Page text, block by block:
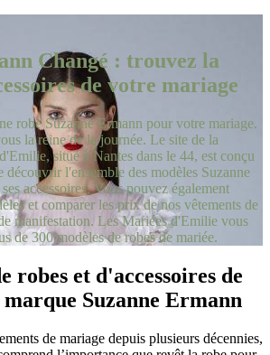
Changé : trouvez la
de votre mariage
robe Suzanne Ermann pour votre mariage.
la reine de la journée. Le site de la
situé à Nantes dans le 44, est conçu
découvrir l'ensemble des modèles Suzanne
accessoires. Vous pouvez également
et comparer les prix de nos vêtements de
manifestation. Les Mariées d'Emilie vous
de 300 modèles de robes de mariée.
robes et d'accessoires de
Suzanne Ermann
de mariage depuis plusieurs décennies,